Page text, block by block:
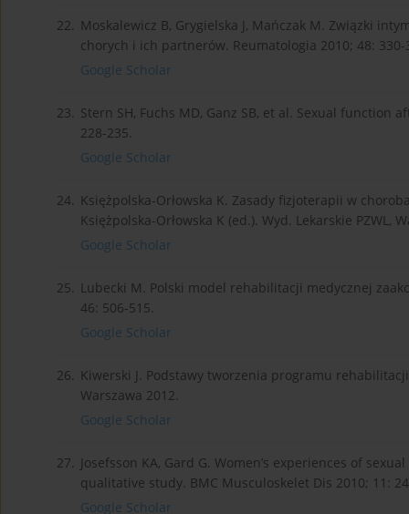
22. Moskalewicz B, Grygielska J, Mańczak M. Związki
chorych i ich partnerów. Reumatologia 2010; 48: 330-
Google Scholar
23. Stern SH, Fuchs MD, Ganz SB, et al. Sexual
228-235.
Google Scholar
24. Księżpolska-Orłowska K. Zasady fizjoterapii w
Księżpolska-Orłowska K (ed.). Wyd. Lekarskie PZWL,
Google Scholar
25. Lubecki M. Polski model rehabilitacji medycznej
46: 506-515.
Google Scholar
26. Kiwerski J. Podstawy tworzenia programu
Warszawa 2012.
Google Scholar
27. Josefsson KA, Gard G. Women’s experiences of
qualitative study. BMC Musculoskelet Dis 2010; 11:
Google Scholar